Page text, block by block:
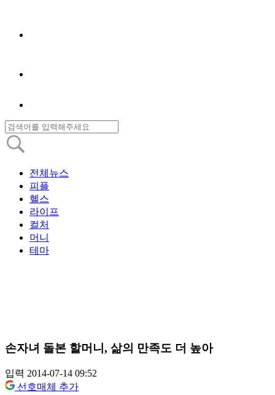
전체뉴스
피플
헬스
라이프
컬처
머니
테마
손자녀 돌본 할머니, 삶의 만족도 더 높아
입력 2014-07-14 09:52
선호매체 추가